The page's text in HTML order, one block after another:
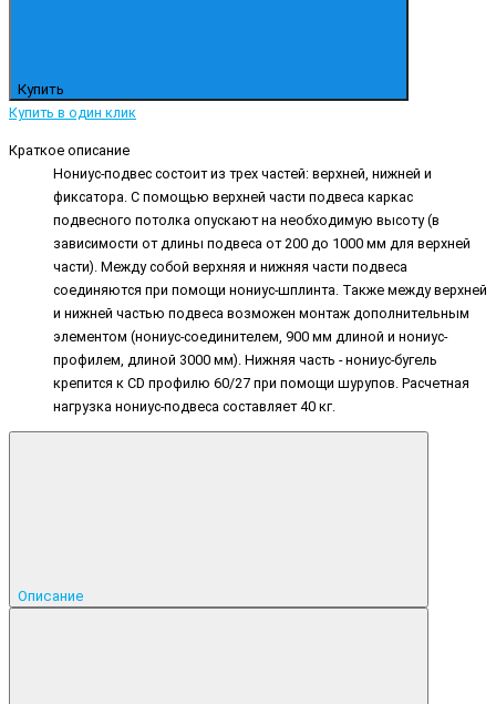
Купить
Купить в один клик
Краткое описание
Нониус-подвес состоит из трех частей: верхней, нижней и
фиксатора. С помощью верхней части подвеса каркас
подвесного потолка опускают на необходимую высоту (в
зависимости от длины подвеса от 200 до 1000 мм для верхней
части). Между собой верхняя и нижняя части подвеса
соединяются при помощи нониус-шплинта. Также между верхней
и нижней частью подвеса возможен монтаж дополнительным
элементом (нониус-соединителем, 900 мм длиной и нониус-
профилем, длиной 3000 мм). Нижняя часть - нониус-бугель
крепится к CD профилю 60/27 при помощи шурупов. Расчетная
нагрузка нониус-подвеса составляет 40 кг.
Описание